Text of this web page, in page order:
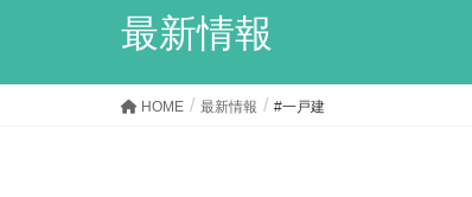
最新情報
HOME 最新情報 #一戸建